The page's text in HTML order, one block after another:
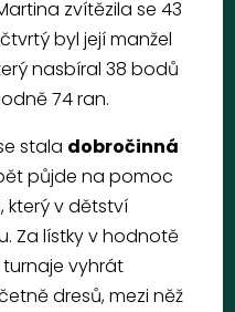
zvítězila se 43
byl její manžel
nasbíral 38 bodů
74 ran.
stala dobročinná
půjde na pomoc
který v dětství
Za lístky v hodnotě
turnaje vyhrát
dresů, mezi něž